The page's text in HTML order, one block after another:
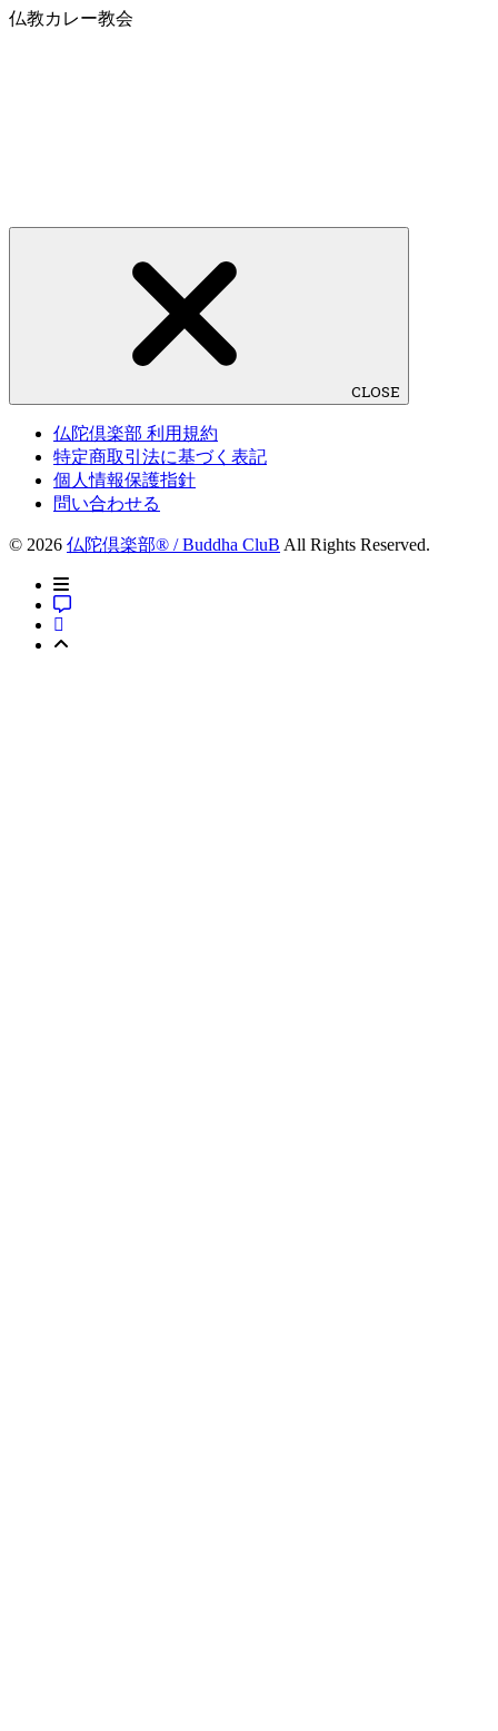
仏教カレー教会
CLOSE
仏陀倶楽部 利用規約
特定商取引法に基づく表記
個人情報保護指針
問い合わせる
© 2026 仏陀倶楽部® / Buddha CluB All Rights Reserved.